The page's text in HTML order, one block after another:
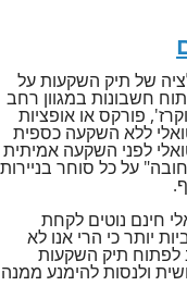
של תיק השקעות על
חשבונות במגוון רחב
פורקס או אופציות
ללא השקעה כספית
לפני השקעה אמיתית
על כל סוחר בניירות
חינם נוטים לקחת
יותר כי הרי אנו לא
תיק השקעות
ולנסות להימנע ממנה